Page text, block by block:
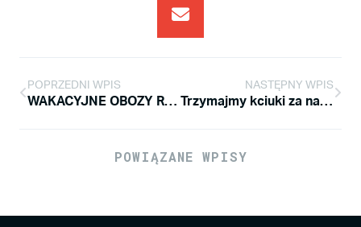
POPRZEDNI WPIS
WAKACYJNE OBOZY ROLKOWE 2020 – INFORMACJE
NASTĘPNY WPIS
Trzymajmy kciuki za naszych szkółkowych zawodników!
POWIĄZANE WPISY